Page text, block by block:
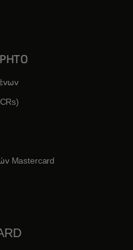
tab
tab
Mastercard